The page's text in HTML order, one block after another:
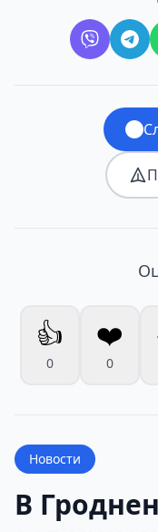
👍
0
❤️
0
Новости
В